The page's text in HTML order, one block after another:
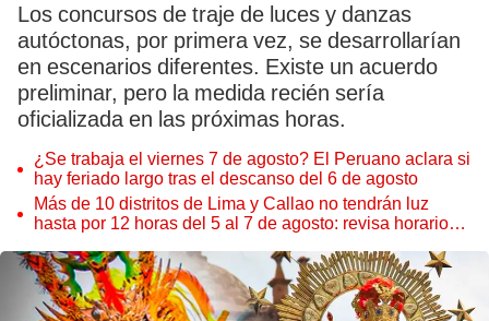
Los concursos de traje de luces y danzas
autóctonas, por primera vez, se desarrollarían
en escenarios diferentes. Existe un acuerdo
preliminar, pero la medida recién sería
oficializada en las próximas horas.
¿Se trabaja el viernes 7 de agosto? El Peruano aclara si
hay feriado largo tras el descanso del 6 de agosto
Más de 10 distritos de Lima y Callao no tendrán luz
hasta por 12 horas del 5 al 7 de agosto: revisa horarios y